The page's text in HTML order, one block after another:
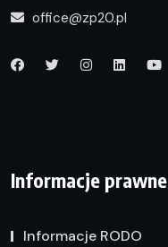
office@zp20.pl
Informacje prawne
Informacje RODO